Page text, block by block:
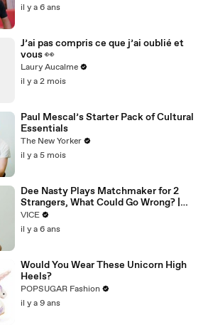
il y a 6 ans
J’ai pas compris ce que j’ai oublié et
vous 👀
Laury Aucalme
il y a 2 mois
Paul Mescal’s Starter Pack of Cultural
Essentials
The New Yorker
il y a 5 mois
Dee Nasty Plays Matchmaker for 2
Strangers, What Could Go Wrong? |
Pavement Passion: Brighton Beach
VICE
il y a 6 ans
Would You Wear These Unicorn High
Heels?
POPSUGAR Fashion
il y a 9 ans